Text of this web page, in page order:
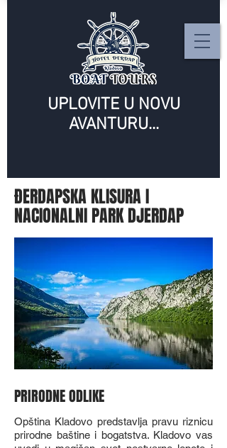
UPLOVITE U NOVU
AVANTURU...
ĐERDAPSKA KLISURA I
NACIONALNI PARK DJERDAP
PRIRODNE ODLIKE
Opština Kladovo predstavlja pravu riznicu
prirodne baštine i bogatstva. Kladovo vas